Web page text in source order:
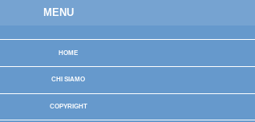
MENU
HOME
CHI SIAMO
COPYRIGHT